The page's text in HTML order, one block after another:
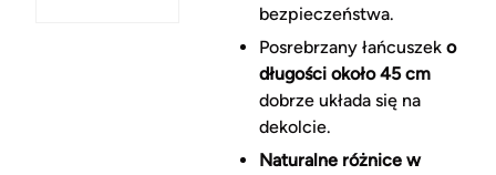
bezpieczeństwa.
Posrebrzany łańcuszek o
długości około 45 cm
dobrze układa się na
dekolcie.
Naturalne różnice w